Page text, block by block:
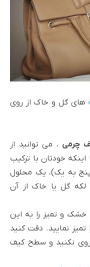
های گل و خاک از روی
چرمی ، می توانید از
اینکه خودتان با ترکیب
به یک)، یک محلول
لکه گل یا خاک از آن
خشک و تمیز را به این
تمیز نمایید. دقت کنید
روی نکنید و سطح کیف